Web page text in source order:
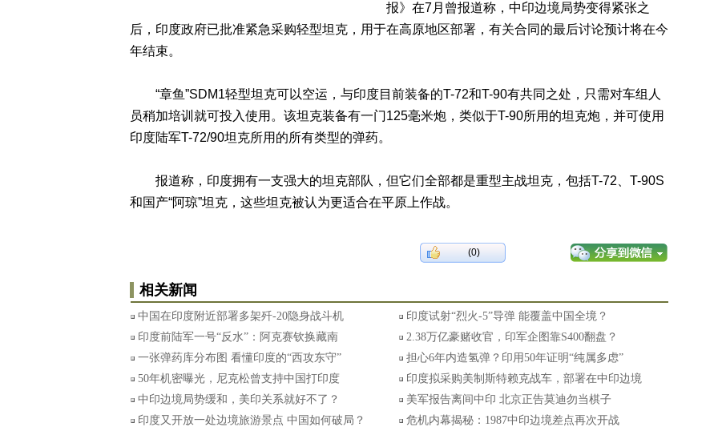
报》在7月曾报道称，中印边境局势变得紧张之
后，印度政府已批准紧急采购轻型坦克，用于在高原地区部署，有关合同的最后讨论预计将在今
年结束。
“章鱼”SDM1轻型坦克可以空运，与印度目前装备的T-72和T-90有共同之处，只需对车组人
员稍加培训就可投入使用。该坦克装备有一门125毫米炮，类似于T-90所用的坦克炮，并可使用
印度陆军T-72/90坦克所用的所有类型的弹药。
报道称，印度拥有一支强大的坦克部队，但它们全部都是重型主战坦克，包括T-72、T-90S
和国产“阿琼”坦克，这些坦克被认为更适合在平原上作战。
(0)
相关新闻
中国在印度附近部署多架歼-20隐身战斗机
印度试射“烈火-5”导弹 能覆盖中国全境？
印度前陆军一号“反水”：阿克赛钦换藏南
2.38万亿豪赌收官，印军企图靠S400翻盘？
一张弹药库分布图 看懂印度的“西攻东守”
担心6年内造氢弹？印用50年证明“纯属多虑”
50年机密曝光，尼克松曾支持中国打印度
印度拟采购美制斯特赖克战车，部署在中印边境
中印边境局势缓和，美印关系就好不了？
美军报告离间中印 北京正告莫迪勿当棋子
印度又开放一处边境旅游景点 中国如何破局？
危机内幕揭秘：1987中印边境差点再次开战